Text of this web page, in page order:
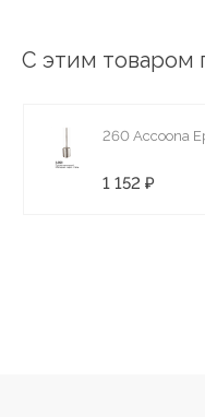
С этим товаром
260 Accoona
1 152 ₽